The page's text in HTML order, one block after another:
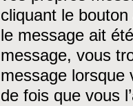
cliquant le
le message ait
message, vous
message lorsque
de fois que vous